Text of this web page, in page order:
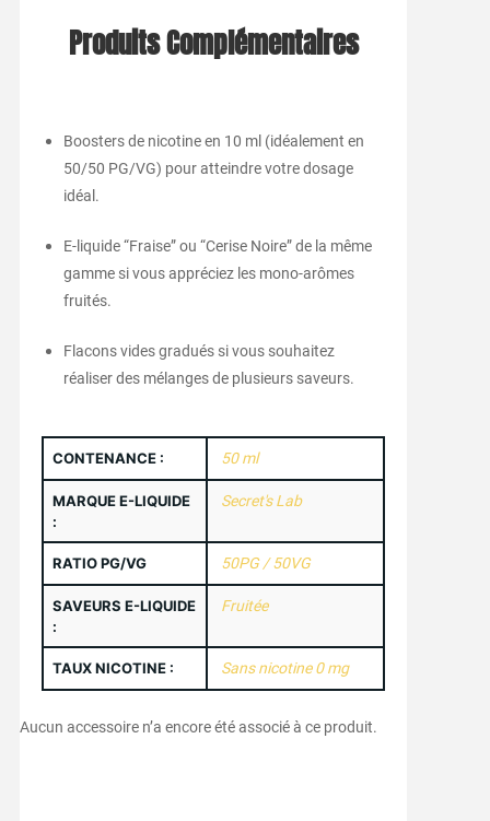
Produits Complémentaires
Boosters de nicotine en 10 ml (idéalement en
50/50 PG/VG) pour atteindre votre dosage
idéal.
E-liquide “Fraise” ou “Cerise Noire” de la même
gamme si vous appréciez les mono-arômes
fruités.
Flacons vides gradués si vous souhaitez
réaliser des mélanges de plusieurs saveurs.
CONTENANCE : 50 ml
MARQUE E-LIQUIDE
:
Secret's Lab
RATIO PG/VG 50PG / 50VG
SAVEURS E-LIQUIDE
:
Fruitée
TAUX NICOTINE : Sans nicotine 0 mg
Aucun accessoire n’a encore été associé à ce produit.